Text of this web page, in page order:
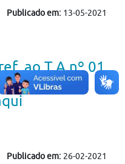
Publicado em: 13-05-2021
ao T.A nº 01
2021 -
Publicado em: 26-02-2021